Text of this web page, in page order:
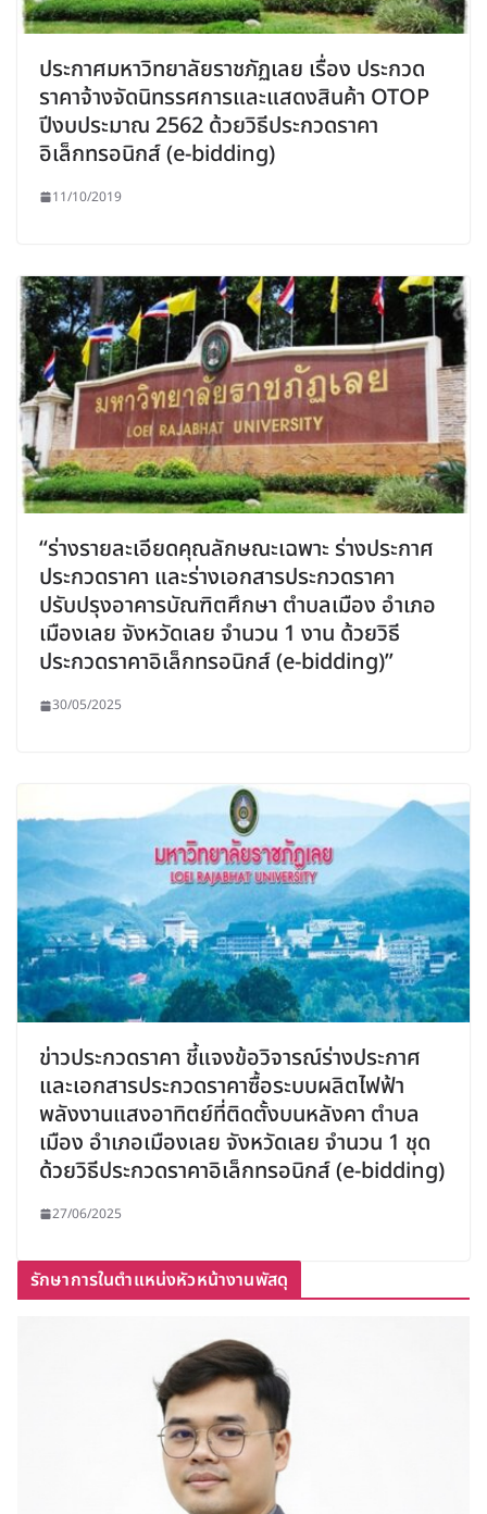
ประกาศมหาวิทยาลัยราชภัฏเลย เรื่อง ประกวด
ราคาจ้างจัดนิทรรศการและแสดงสินค้า OTOP
ปีงบประมาณ 2562 ด้วยวิธีประกวดราคา
อิเล็กทรอนิกส์ (e-bidding)
11/10/2019
“ร่างรายละเอียดคุณลักษณะเฉพาะ ร่างประกาศ
ประกวดราคา และร่างเอกสารประกวดราคา
ปรับปรุงอาคารบัณฑิตศึกษา ตำบลเมือง อำเภอ
เมืองเลย จังหวัดเลย จำนวน 1 งาน ด้วยวิธี
ประกวดราคาอิเล็กทรอนิกส์ (e-bidding)”
30/05/2025
ข่าวประกวดราคา ชี้แจงข้อวิจารณ์ร่างประกาศ
และเอกสารประกวดราคาซื้อระบบผลิตไฟฟ้า
พลังงานแสงอาทิตย์ที่ติดตั้งบนหลังคา ตำบล
เมือง อำเภอเมืองเลย จังหวัดเลย จำนวน 1 ชุด
ด้วยวิธีประกวดราคาอิเล็กทรอนิกส์ (e-bidding)
27/06/2025
รักษาการในตำแหน่งหัวหน้างานพัสดุ